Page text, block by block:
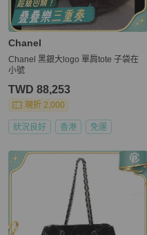
Chanel
Chanel 黑銀大logo 單肩tote 子袋在
小號
TWD 88,253
現折 2,000
狀況良好 香港 免運